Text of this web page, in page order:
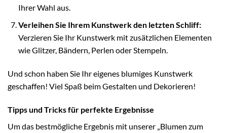
Ihrer Wahl aus.
Verleihen Sie Ihrem Kunstwerk den letzten Schliff:
Verzieren Sie Ihr Kunstwerk mit zusätzlichen Elementen
wie Glitzer, Bändern, Perlen oder Stempeln.
Und schon haben Sie Ihr eigenes blumiges Kunstwerk
geschaffen! Viel Spaß beim Gestalten und Dekorieren!
Tipps und Tricks für perfekte Ergebnisse
Um das bestmögliche Ergebnis mit unserer „Blumen zum